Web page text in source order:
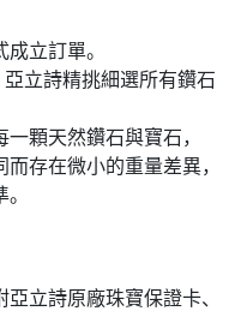
立訂單。
立詩精挑細選所有鑽石
顆天然鑽石與寶石，
存在微小的重量差異，
立詩原廠珠寶保證卡、